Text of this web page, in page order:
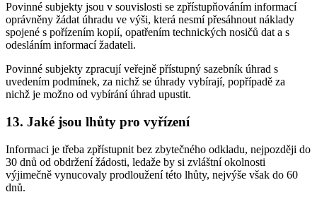
Povinné subjekty jsou v souvislosti se zpřístupňováním informací
oprávněny žádat úhradu ve výši, která nesmí přesáhnout náklady
spojené s pořízením kopií, opatřením technických nosičů dat a s
odesláním informací žadateli.
Povinné subjekty zpracují veřejně přístupný sazebník úhrad s
uvedením podmínek, za nichž se úhrady vybírají, popřípadě za
nichž je možno od vybírání úhrad upustit.
13. Jaké jsou lhůty pro vyřízení
Informaci je třeba zpřístupnit bez zbytečného odkladu, nejpozději do
30 dnů od obdržení žádosti, ledaže by si zvláštní okolnosti
výjimečně vynucovaly prodloužení této lhůty, nejvýše však do 60
dnů.